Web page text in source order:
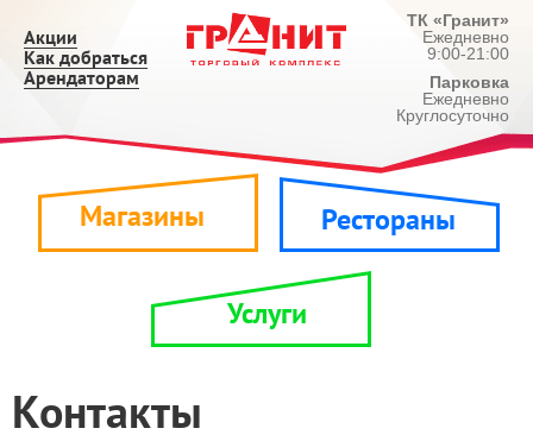
Акции
Как добраться
Арендаторам
ТК «Гранит»
Ежедневно
9:00-21:00
Парковка
Ежедневно
Круглосуточно
Магазины Рестораны
Услуги
Контакты